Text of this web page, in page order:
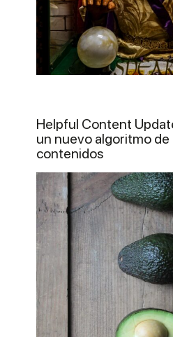
Helpful Content
un nuevo algoritmo de
contenidos